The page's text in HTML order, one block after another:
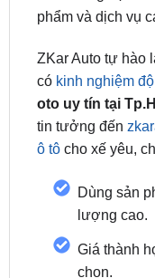
ZKar Auto tự hào
oto uy tín tại
tin tưởng đến
ô tô cho xế yêu,
Dùng sản
Giá thành
chọn.
Thời gian